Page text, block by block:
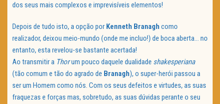
dos seus mais complexos e imprevisíveis elementos!
Depois de tudo isto, a opção por Kenneth Branagh como
realizador, deixou meio-mundo (onde me incluo!) de boca aberta… no
entanto, esta revelou-se bastante acertada!
Ao transmitir a Thorum pouco daquele dualidade shakesperiana
(tão comum e tão do agrado de Branagh), o super-herói passou a
ser um Homem como nós. Com os seus defeitos e virtudes, as suas
fraquezas e forças mas, sobretudo, as suas dúvidas perante o seu